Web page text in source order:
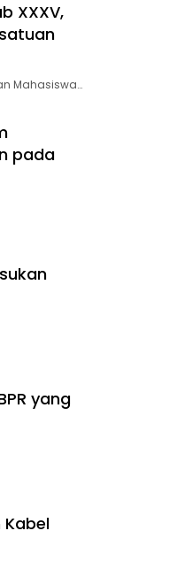
XXXV,
Mahasiswa…
pada
yang
Kabel